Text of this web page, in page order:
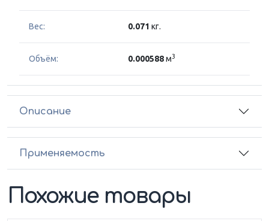
Вес: 0.071 кг.
Объём: 0.000588м3
Описание
Применяемость
Похожие товары